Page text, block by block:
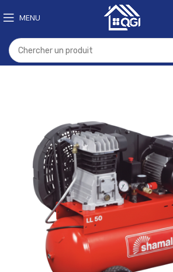
MENU